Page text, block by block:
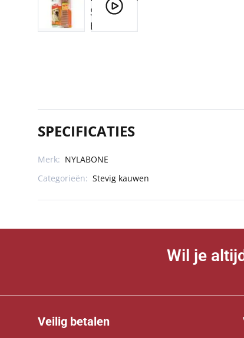
SPECIFICATIES
Merk: NYLABONE
Categorieën: Stevig kauwen
Wil je
Veilig betalen